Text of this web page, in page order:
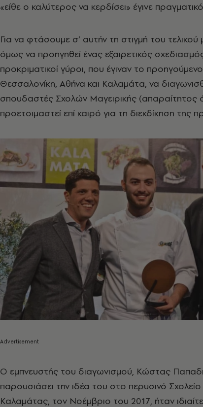
«είθε ο καλύτερος να κερδίσει» έγινε
Για να φτάσουμε σ’ αυτήν τη στιγμή του τελικού
όμως να προηγηθεί ένας εξαιρετικός
προκριματικοί γύροι, που έγιναν το
Θεσσαλονίκη, Αθήνα και Καλαμάτα, να
σπουδαστές Σχολών Μαγειρικής (απαραίτητος
προετοιμαστεί επί καιρό για τη διεκδίκηση της
Ο εμπνευστής του διαγωνισμού, Κώστας
παρουσιάσει την ιδέα του στο περυσινό
Καλαμάτας, τον Νοέμβριο του 2017, ήταν